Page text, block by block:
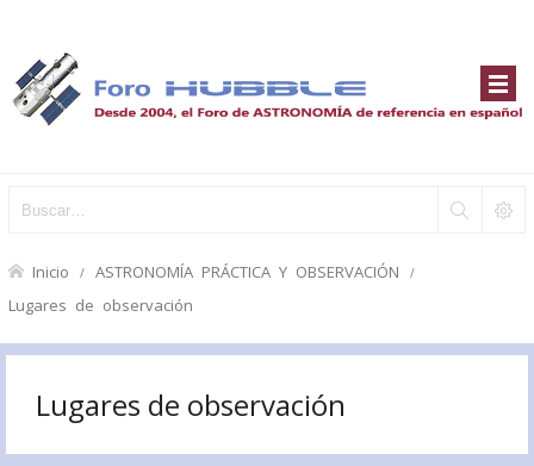
Inicio ASTRONOMÍA PRÁCTICA Y OBSERVACIÓN
Lugares de observación
Lugares de observación